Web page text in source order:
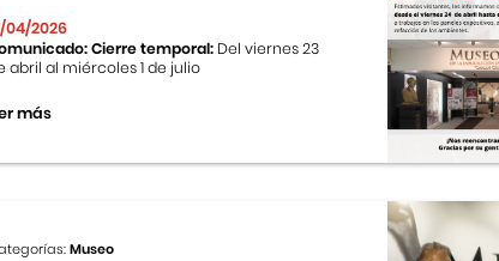
04/2026
Cierre temporal: Del viernes 23
abril al miércoles 1 de julio
más
Museo